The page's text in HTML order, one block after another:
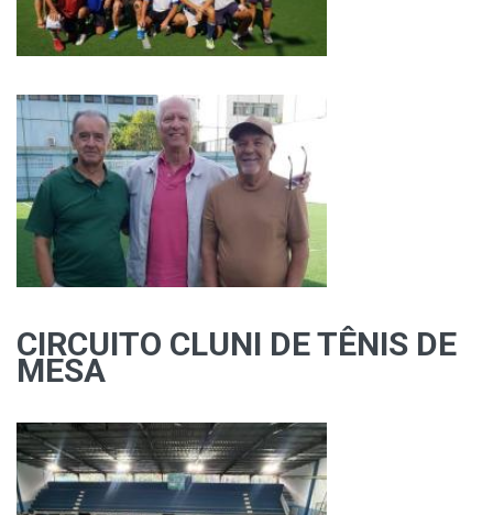
CIRCUITO CLUNI DE TÊNIS DE
MESA